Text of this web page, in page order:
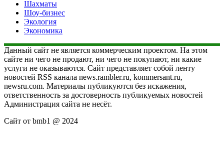
Шахматы
Шоу-бизнес
Экология
Экономика
Данный сайт не является коммерческим проектом. На этом
сайте ни чего не продают, ни чего не покупают, ни какие
услуги не оказываются. Сайт представляет собой ленту
новостей RSS канала news.rambler.ru, kommersant.ru,
newsru.com. Материалы публикуются без искажения,
ответственность за достоверность публикуемых новостей
Администрация сайта не несёт.
Сайт от bmb1 @ 2024